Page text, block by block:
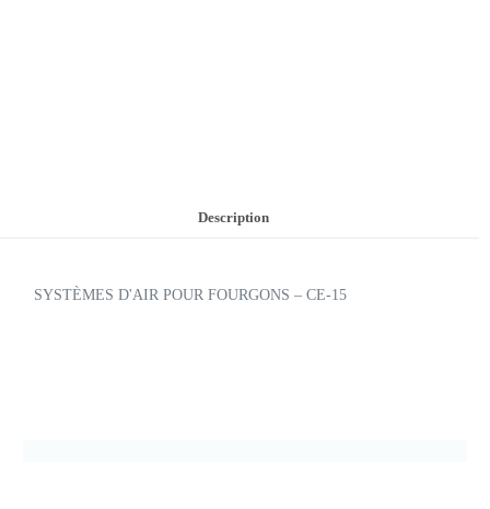
Description
SYSTÈMES D'AIR POUR FOURGONS – CE-15